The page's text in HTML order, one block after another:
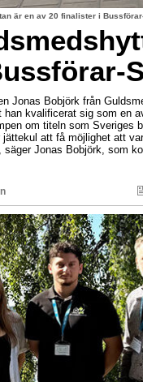
är en av 20 finalister i
Jonas Bobjörk från
kvalificerat sig som en
om titeln som Sveriges
att få möjlighet att
Jonas Bobjörk, som